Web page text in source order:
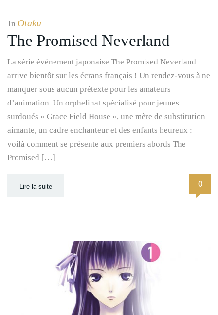
In Otaku
The Promised Neverland
La série événement japonaise The Promised Neverland
arrive bientôt sur les écrans français ! Un rendez-vous à ne
manquer sous aucun prétexte pour les amateurs
d’animation. Un orphelinat spécialisé pour jeunes
surdoués « Grace Field House », une mère de substitution
aimante, un cadre enchanteur et des enfants heureux :
voilà comment se présente aux premiers abords The
Promised […]
Lire la suite 0